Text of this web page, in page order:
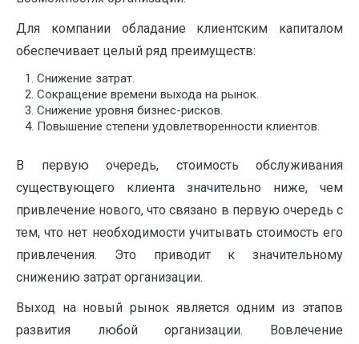
Для компании обладание клиентским капиталом
обеспечивает целый ряд преимуществ:
Снижение затрат.
Сокращение времени выхода на рынок.
Снижение уровня бизнес-рисков.
Повышение степени удовлетворенности клиентов.
В первую очередь, стоимость обслуживания
существующего клиента значительно ниже, чем
привлечение нового, что связано в первую очередь с
тем, что нет необходимости учитывать стоимость его
привлечения. Это приводит к значительному
снижению затрат организации.
Выход на новый рынок является одним из этапов
развития любой организации. Вовлечение